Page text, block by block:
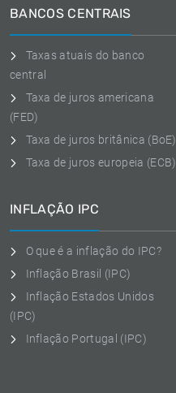
BANCOS CENTRAIS
Taxas atuais do banco
central
Taxa de juros americana
(FED)
Taxa de juros britânica (BoE)
Taxa de juros europeia (ECB)
INFLAÇÃO IPC
O que é a inflação do IPC?
Inflação Brasil (IPC)
Inflação Estados Unidos
(IPC)
Inflação Portugal (IPC)